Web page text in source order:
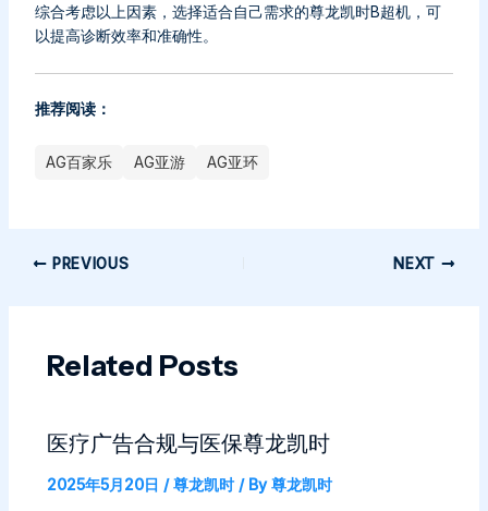
综合考虑以上因素，选择适合自己需求的尊龙凯时B超机，可
以提高诊断效率和准确性。
推荐阅读：
AG百家乐 AG亚游 AG亚环
PREVIOUS NEXT
Related Posts
医疗广告合规与医保尊龙凯时
2025年5月20日 /尊龙凯时/ By尊龙凯时